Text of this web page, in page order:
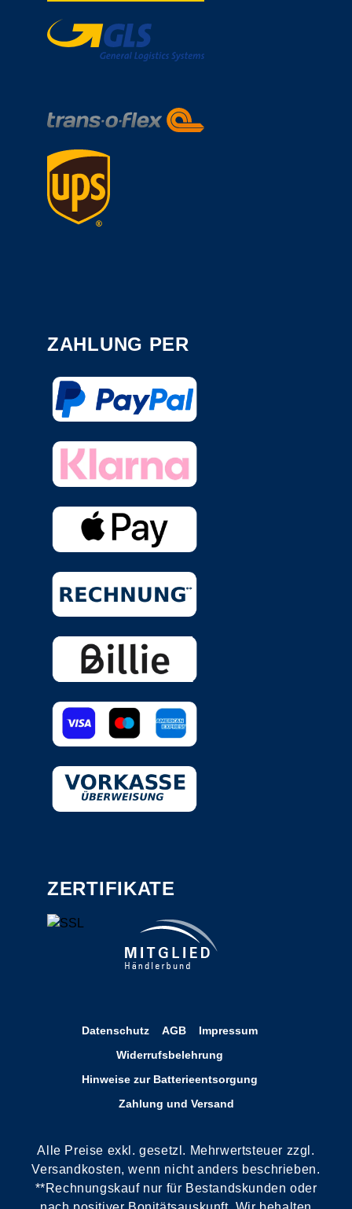
ZAHLUNG PER
ZERTIFIKATE
Datenschutz AGB
Impressum
Widerrufsbelehrung
Hinweise zur Batterieentsorgung
Zahlung und Versand
Alle Preise exkl. gesetzl. Mehrwertsteuer zzgl.
Versandkosten, wenn nicht anders beschrieben.
**Rechnungskauf nur für Bestandskunden oder